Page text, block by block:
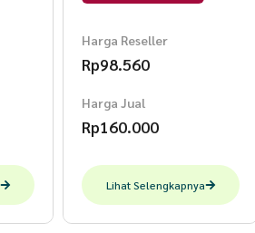
Harga Reseller
Rp98.560
Harga Jual
Rp160.000
Lihat Selengkapnya